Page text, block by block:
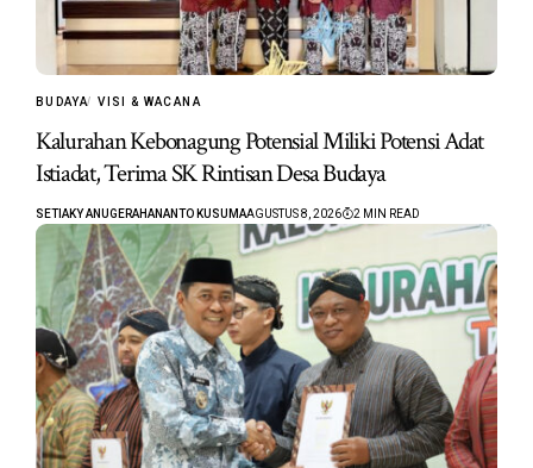
BUDAYA VISI & WACANA
Kalurahan Kebonagung Potensial Miliki Potensi Adat
Istiadat, Terima SK Rintisan Desa Budaya
SETIAKY ANUGERAHANANTO KUSUMAAGUSTUS 8, 2026 2 MIN READ